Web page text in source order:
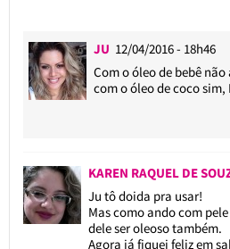
JU 12/04/2016 - 18h46
Com o óleo de bebê
com o óleo de coco sim,
KAREN RAQUEL DE
Ju tô doida pra usar!
Mas como ando com
dele ser oleoso também.
Agora já fiquei feliz em